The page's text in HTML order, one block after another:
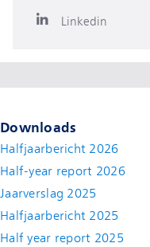
Linkedin
Downloads
Halfjaarbericht 2026
Half-year report 2026
Jaarverslag 2025
Halfjaarbericht 2025
Half year report 2025